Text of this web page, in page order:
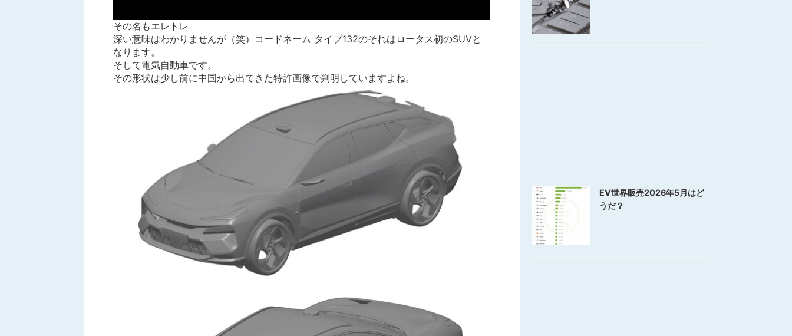
その名もエレトレ
深い意味はわかりませんが（笑）コードネーム タイプ132のそれはロータス初のSUVと
なります。
そして電気自動車です。
その形状は少し前に中国から出てきた特許画像で判明していますよね。
EV世界販売2026年5月はど
うだ？